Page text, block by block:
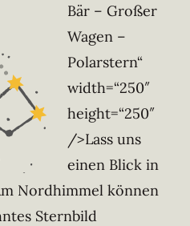
Bär – Großer
Wagen –
Polarstern“
width=“250″
height=“250″
/>Lass uns
einen Blick in
Nordhimmel können
Sternbild